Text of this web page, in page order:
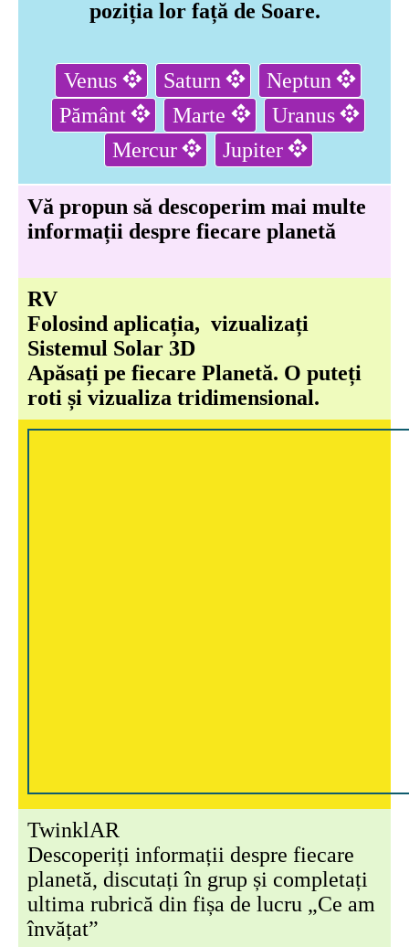
poziția lor față de Soare.
Venus Saturn
Neptun
Pământ
Marte
Uranus
Mercur
Jupiter
Vă propun să descoperim mai multe
informații despre fiecare planetă
RV
Folosind aplicația, vizualizați
Sistemul Solar 3D
Apăsați pe fiecare Planetă. O puteți
roti și vizualiza tridimensional.
TwinklAR
Descoperiți informații despre fiecare
planetă, discutați în grup și completați
ultima rubrică din fișa de lucru „Ce am
învățat”